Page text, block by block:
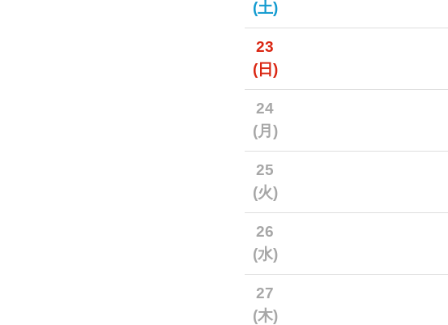
(土)
23
(日)
24
(月)
25
(火)
26
(水)
27
(木)